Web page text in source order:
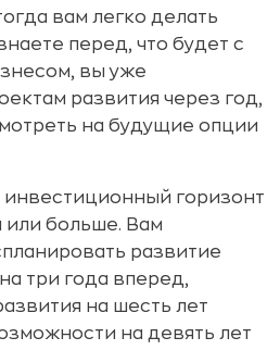
вам легко делать
перед, что будет с
вы уже
развития через год,
на будущие опции
горизонт
или больше. Вам
развитие
три года вперед,
на шесть лет
на девять лет